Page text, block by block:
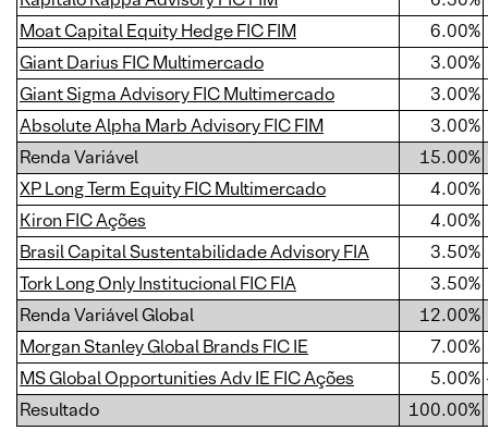
Moat Capital Equity Hedge FIC FIM
6.00%
Giant Darius FIC Multimercado
3.00%
Giant Sigma Advisory FIC Multimercado
3.00%
Absolute Alpha Marb Advisory FIC FIM
3.00%
Renda Variável
15.00%
XP Long Term Equity FIC Multimercado
4.00%
Kiron FIC Ações
4.00%
Brasil Capital Sustentabilidade Advisory FIA
3.50%
Tork Long Only Institucional FIC FIA
3.50%
Renda Variável Global
12.00%
Morgan Stanley Global Brands FIC IE
7.00%
MS Global Opportunities Adv IE FIC Ações
5.00%
Resultado
100.00%